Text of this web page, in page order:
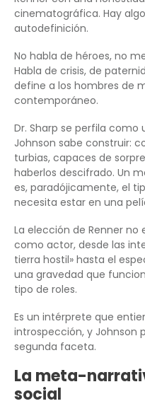
cinematográfica. Hay
autodefinición.
No habla de héroes, no
Habla de crisis, de
define a los hombres de
contemporáneo.
Dr. Sharp se perfila como
Johnson sabe construir:
turbias, capaces de
haberlos descifrado. Un
es, paradójicamente, el
necesita estar en una
La elección de Renner no
como actor, desde las
tierra hostil» hasta el
una gravedad que
tipo de roles.
Es un intérprete que
introspección, y Johnson
segunda faceta.
La meta-
social